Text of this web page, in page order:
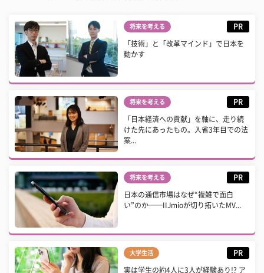
将来を考える PR
「技術」と「改革マインド」で日本を
動かす
将来を考える PR
「日本経済への貢献」を軸に、走り続
けた先にあったもの。入省3年目での法
案...
将来を考える PR
日本の通信市場はなぜ“複雑で面白
い”のか──IIJmioが切り拓いたMV...
大学生活 PR
実は学生の約4人に3人が経験あり!? ア